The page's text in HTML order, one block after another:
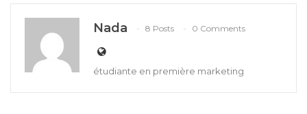
Nada 8 Posts 0 Comments
étudiante en première marketing